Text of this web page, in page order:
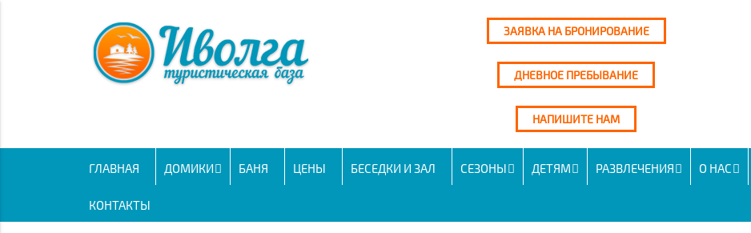
ЗАЯВКА НА БРОНИРОВАНИЕ
ДНЕВНОЕ ПРЕБЫВАНИЕ
НАПИШИТЕ НАМ
ГЛАВНАЯ ДОМИКИ БАНЯ ЦЕНЫ БЕСЕДКИ И ЗАЛ СЕЗОНЫ ДЕТЯМ РАЗВЛЕЧЕНИЯ О НАС
КОНТАКТЫ